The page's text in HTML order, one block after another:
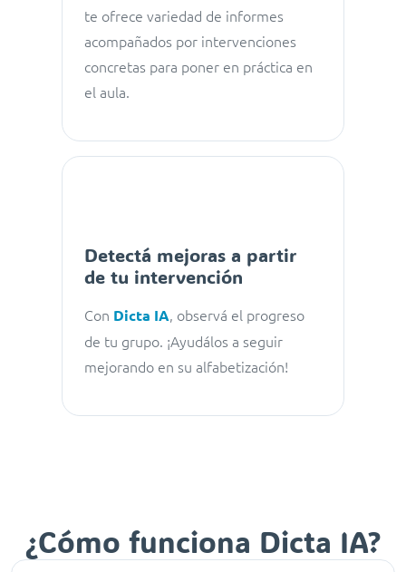
te ofrece variedad de informes
acompañados por intervenciones
concretas para poner en práctica en
el aula.
Detectá mejoras a partir
de tu intervención
Con Dicta IA, observá el progreso
de tu grupo. ¡Ayudálos a seguir
mejorando en su alfabetización!
¿Cómo funciona Dicta IA?